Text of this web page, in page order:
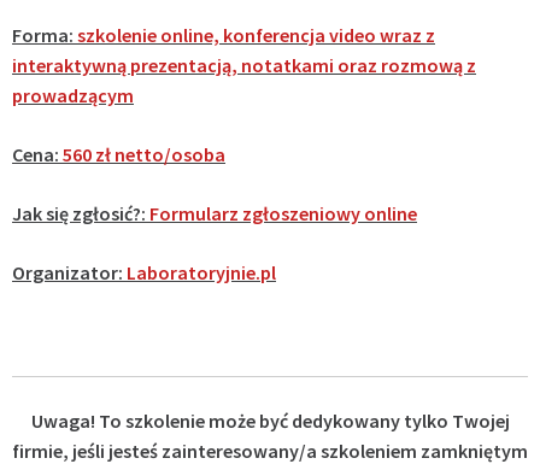
Forma: szkolenie online, konferencja video wraz z
interaktywną prezentacją, notatkami oraz rozmową z
prowadzącym
Cena: 560 zł netto/osoba
Jak się zgłosić?: Formularz zgłoszeniowy online
Organizator: Laboratoryjnie.pl
Uwaga! To szkolenie może być dedykowany tylko Twojej
firmie, jeśli jesteś zainteresowany/a szkoleniem zamkniętym